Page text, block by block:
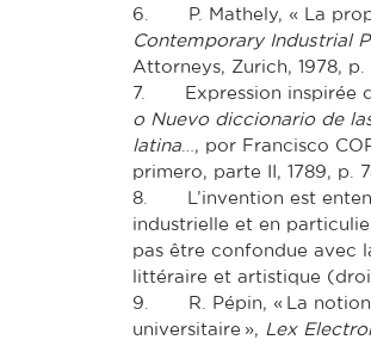
6. P. Mathely, « La
Contemporary Industrial
Attorneys, Zurich, 1978, p.
7. Expression inspirée
o Nuevo diccionario de
latina…, por Francisco
primero, parte II, 1789, p.
8. L’invention est
industrielle et en
pas être confondue avec
littéraire et artistique
9. R. Pépin, « La notion
universitaire », Lex